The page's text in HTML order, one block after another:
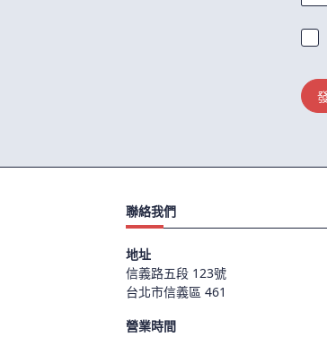
聯絡我們
地址
信義路五段 123號
台北市信義區 461
營業時間